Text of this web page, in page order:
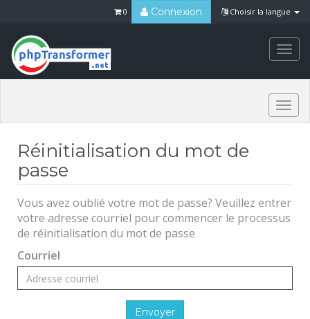
Choisir la langue
Connexion
0
Réinitialisation du mot de
passe
Vous avez oublié votre mot de passe? Veuillez entrer
votre adresse courriel pour commencer le processus
de réinitialisation du mot de passe
Courriel
Envoyer